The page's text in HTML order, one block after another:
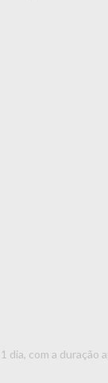
com a duração